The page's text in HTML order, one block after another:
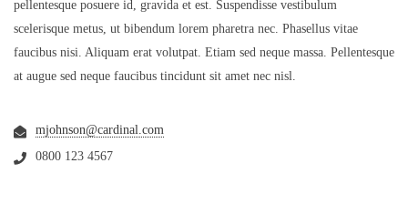
pellentesque posuere id, gravida et est. Suspendisse vestibulum
scelerisque metus, ut bibendum lorem pharetra nec. Phasellus vitae
faucibus nisi. Aliquam erat volutpat. Etiam sed neque massa. Pellentesque
at augue sed neque faucibus tincidunt sit amet nec nisl.
mjohnson@cardinal.com
0800 123 4567